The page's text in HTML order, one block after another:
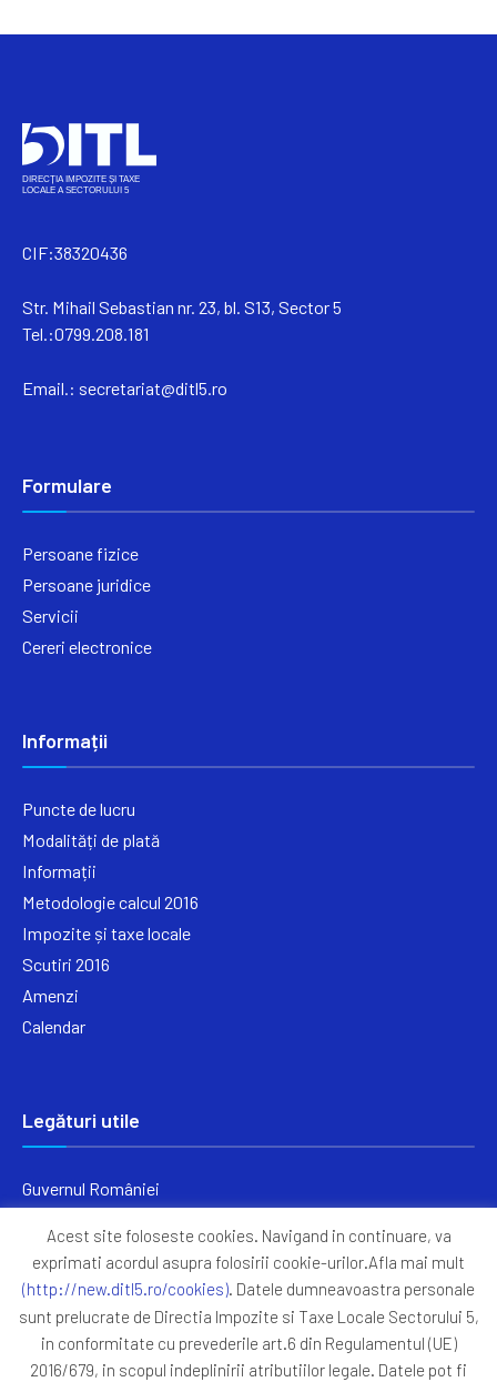
CIF:38320436
Str. Mihail Sebastian nr. 23, bl. S13, Sector 5
Tel.:0799.208.181
Email.: secretariat@ditl5.ro
Formulare
Persoane fizice
Persoane juridice
Servicii
Cereri electronice
Informații
Puncte de lucru
Modalități de plată
Informații
Metodologie calcul 2016
Impozite și taxe locale
Scutiri 2016
Amenzi
Calendar
Legături utile
Guvernul României
Primăria Sectorul 5
ANAF
Protocoale
GDPR
Acest site foloseste cookies. Navigand in continuare, va
exprimati acordul asupra folosirii cookie-urilor.Afla mai mult
(http://new.ditl5.ro/cookies). Datele dumneavoastra personale
sunt prelucrate de Directia Impozite si Taxe Locale Sectorului 5,
in conformitate cu prevederile art.6 din Regulamentul (UE)
2016/679, in scopul indeplinirii atributiilor legale. Datele pot fi